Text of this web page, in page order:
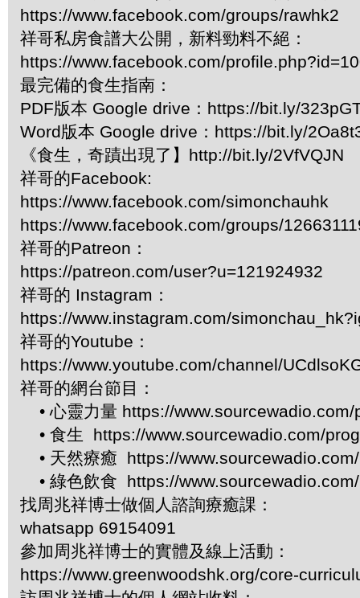
https://www.facebook.com/groups/rawhk2
祥哥私房食譜大公開，新料勁料不絕：
https://www.facebook.com/
最完備的食生指南：
PDF版本 Google drive：https://bit.ly/
Word版本 Google drive：https://bit.ly/
《食生，奇蹟出現了】http://bit.ly/2VfVQJN
祥哥的Facebook:
https://www.facebook.com/simonchauhk
https://www.facebook.com/groups/
祥哥的Patreon：
https://patreon.com/user?u=121924932
祥哥的 Instagram：
https://www.instagram.com/
祥哥的Youtube：
https://www.youtube.com/channel/
祥哥的網台節目：
• 心靈力量 https://
• 食生 https://www.sourcewadio.com/
• 天然療癒 https://
• 綠色飲食 https://
找周兆祥博士做個人諮詢療癒課：
whatsapp 69154091
參加周兆祥博士的實體及線上活動：
https://www.greenwoodshk.org/core-